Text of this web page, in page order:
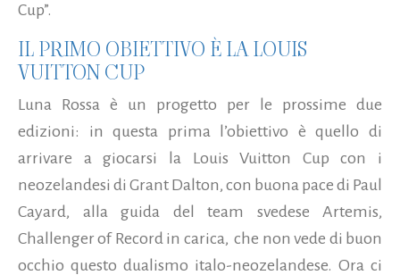
Cup”.
IL PRIMO OBIETTIVO È LA LOUIS
VUITTON CUP
Luna Rossa è un progetto per le prossime due
edizioni: in questa prima l’obiettivo è quello di
arrivare a giocarsi la Louis Vuitton Cup con i
neozelandesi di Grant Dalton, con buona pace di Paul
Cayard, alla guida del team svedese Artemis,
Challenger of Record in carica, che non vede di buon
occhio questo dualismo italo-neozelandese. Ora ci